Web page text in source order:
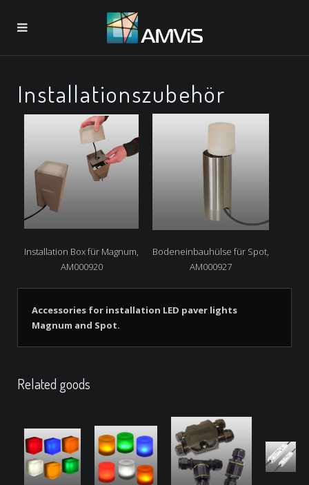
Installationszubehör
Installation Box für Magnum,
AM000920
Bodeneinbauhülse für Spot,
AM000927
Accessories for installation LED paver lights
Magnum and Spot.
Related goods